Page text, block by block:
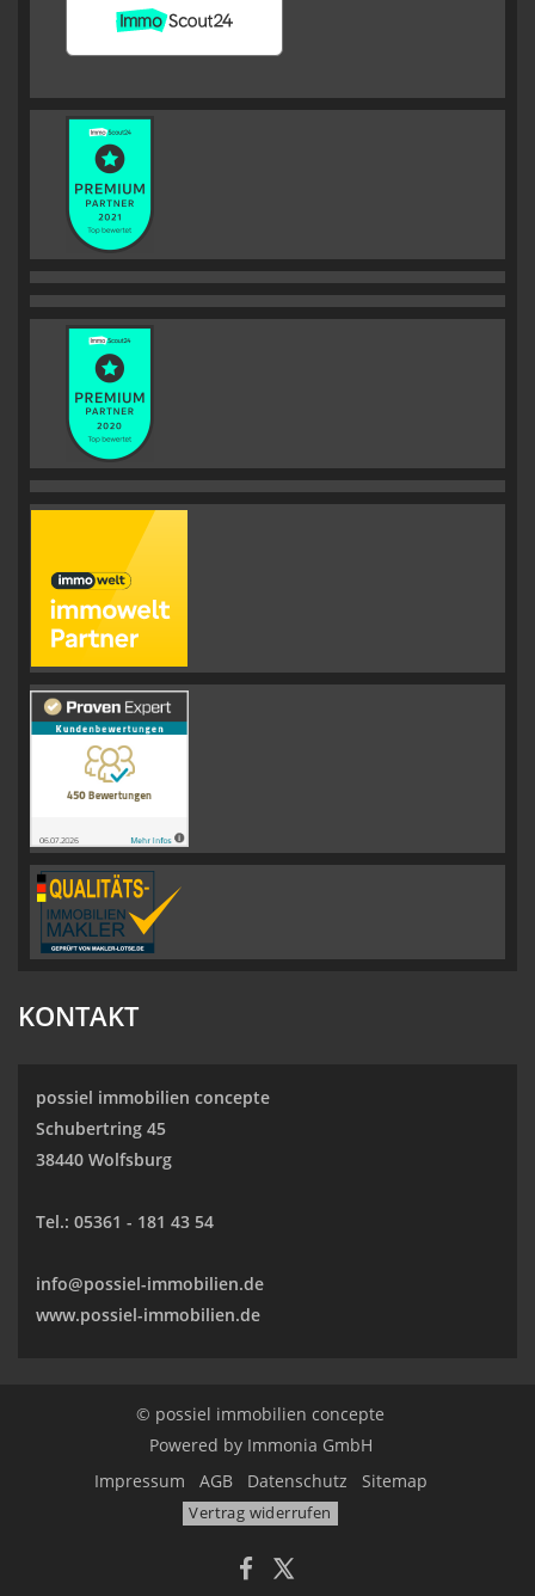
KONTAKT
possiel immobilien concepte
Schubertring 45
38440 Wolfsburg
Tel.: 05361 - 181 43 54
info@possiel-immobilien.de
www.possiel-immobilien.de
© possiel immobilien concepte
Powered by Immonia GmbH
Impressum
AGB Datenschutz Sitemap
Vertrag widerrufen